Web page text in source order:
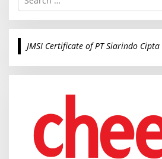
r
c
o
JMSI Certificate of PT Siarindo